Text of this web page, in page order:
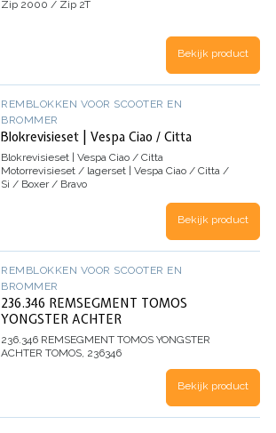
Zip 2000 / Zip 2T
Bekijk product
REMBLOKKEN VOOR SCOOTER EN
BROMMER
Blokrevisieset | Vespa Ciao / Citta
Blokrevisieset | Vespa Ciao / Citta
Motorrevisieset / lagerset | Vespa Ciao / Citta /
Si / Boxer / Bravo
Bekijk product
REMBLOKKEN VOOR SCOOTER EN
BROMMER
236.346 REMSEGMENT TOMOS
YONGSTER ACHTER
236.346 REMSEGMENT TOMOS YONGSTER
ACHTER TOMOS, 236346
Bekijk product